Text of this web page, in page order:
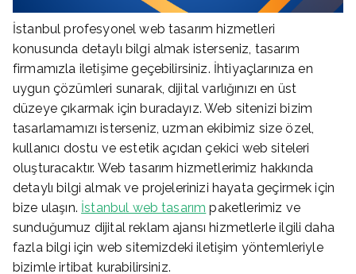
İstanbul profesyonel web tasarım hizmetleri
konusunda detaylı bilgi almak isterseniz, tasarım
firmamızla iletişime geçebilirsiniz. İhtiyaçlarınıza en
uygun çözümleri sunarak, dijital varlığınızı en üst
düzeye çıkarmak için buradayız. Web sitenizi bizim
tasarlamamızı isterseniz, uzman ekibimiz size özel,
kullanıcı dostu ve estetik açıdan çekici web siteleri
oluşturacaktır. Web tasarım hizmetlerimiz hakkında
detaylı bilgi almak ve projelerinizi hayata geçirmek için
bize ulaşın. İstanbul web tasarım paketlerimiz ve
sunduğumuz dijital reklam ajansı hizmetlerle ilgili daha
fazla bilgi için web sitemizdeki iletişim yöntemleriyle
bizimle irtibat kurabilirsiniz.